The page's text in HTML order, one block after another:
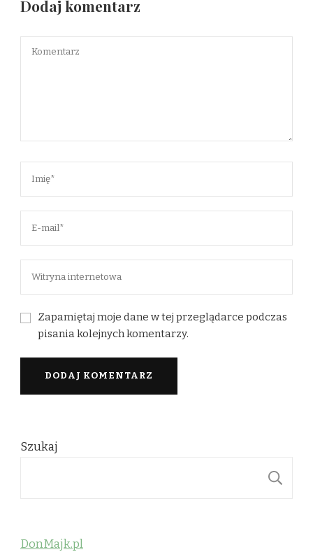
Dodaj komentarz
Zapamiętaj moje dane w tej przeglądarce podczas
pisania kolejnych komentarzy.
Szukaj
DonMajk.pl